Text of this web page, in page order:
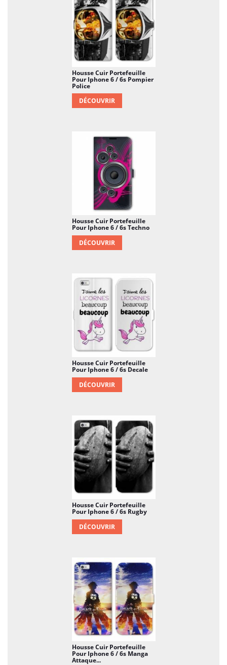
que vous coûterait le remplacement de votre
téléphone. Et ici, vous joignez l'utile à l'agréable, car
votre Iphone 6 / 6s n'en sera que plus beau.
Housse Cuir Portefeuille
Pour Iphone 6 / 6s Pompier
Police
DÉCOUVRIR
Housse Cuir Portefeuille
Pour Iphone 6 / 6s Techno
DÉCOUVRIR
Housse Cuir Portefeuille
Pour Iphone 6 / 6s Decale
DÉCOUVRIR
Housse Cuir Portefeuille
Pour Iphone 6 / 6s Rugby
DÉCOUVRIR
Housse Cuir Portefeuille
Pour Iphone 6 / 6s Manga
Attaque...